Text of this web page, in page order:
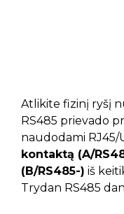
Atlikite fizinį ryšį
RS485 prievado
naudodami
kontaktą (A/
(B/RS485-) iš
Trydan RS485